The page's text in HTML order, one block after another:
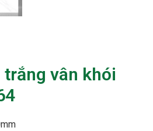
trắng vân khói